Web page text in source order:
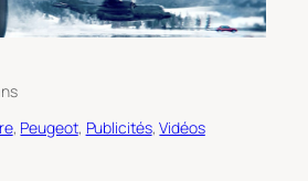
, Peugeot, Publicités, Vidéos